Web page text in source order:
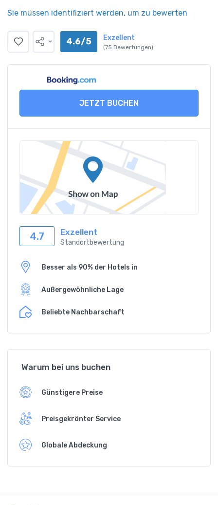
Sie müssen identifiziert werden, um zu bewerten
4.6/5 Exzellent
(75 Bewertungen)
JETZT BUCHEN
4.7 Exzellent
Standortbewertung
Besser als 90% der Hotels in
Außergewöhnliche Lage
Beliebte Nachbarschaft
Warum bei uns buchen
Günstigere Preise
Preisgekrönter Service
Globale Abdeckung